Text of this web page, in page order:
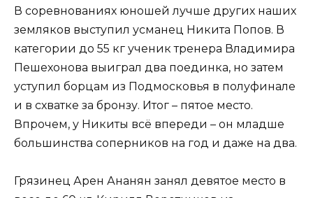
В соревнованиях юношей лучше других наших
земляков выступил усманец Никита Попов. В
категории до 55 кг ученик тренера Владимира
Пешехонова выиграл два поединка, но затем
уступил борцам из Подмосковья в полуфинале
и в схватке за бронзу. Итог – пятое место.
Впрочем, у Никиты всё впереди – он младше
большинства соперников на год и даже на два.
Грязинец Арен Ананян занял девятое место в